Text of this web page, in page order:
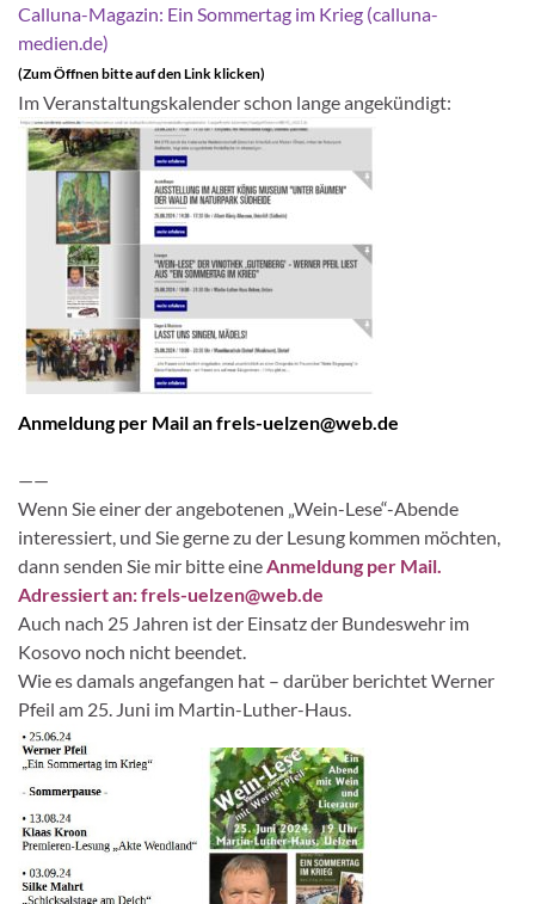
Calluna-Magazin: Ein Sommertag im Krieg (calluna-
medien.de)
(Zum Öffnen bitte auf den Link klicken)
Im Veranstaltungskalender schon lange angekündigt:
Anmeldung per Mail an frels-uelzen@web.de
——
Wenn Sie einer der angebotenen „Wein-Lese“-Abende
interessiert, und Sie gerne zu der Lesung kommen möchten,
dann senden Sie mir bitte eine Anmeldung per Mail.
Adressiert an: frels-uelzen@web.de
Auch nach 25 Jahren ist der Einsatz der Bundeswehr im
Kosovo noch nicht beendet.
Wie es damals angefangen hat – darüber berichtet Werner
Pfeil am 25. Juni im Martin-Luther-Haus.